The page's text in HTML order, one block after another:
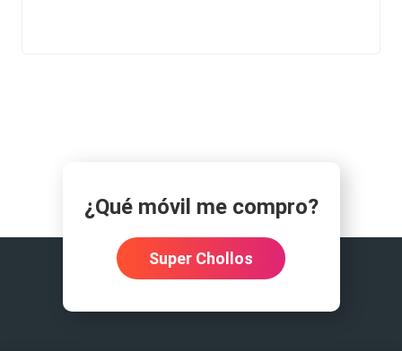
¿Qué móvil me compro?
Super Chollos